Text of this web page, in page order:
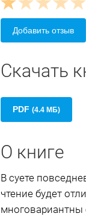
Добавить отзыв
Скачать
PDF (4.4 МБ)
О книге
В суете
чтение будет
многовариантны